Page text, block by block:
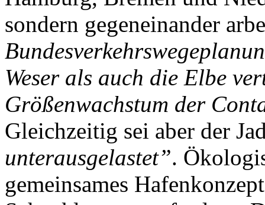
sondern gegeneinander
Weser als auch die Elbe
Größenwachstum der
Gleichzeitig sei aber der
unterausgelastet”.
gemeinsames